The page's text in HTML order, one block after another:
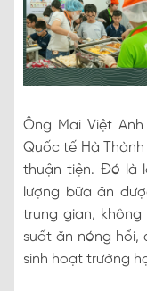
Ông Mai Việt
Quốc tế Hà
thuận tiện. Đó là
lượng bữa ăn
trung gian,
suất ăn nóng hổi,
sinh hoạt trường